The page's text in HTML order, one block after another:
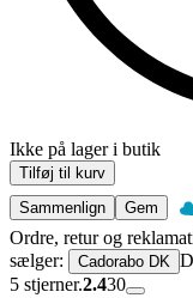
Ikke på lager i butik
Tilføj til kurv
Sammenlign
Gem
Ordre, retur og
sælger:
Cadorabo DK
5 stjerner.2.430